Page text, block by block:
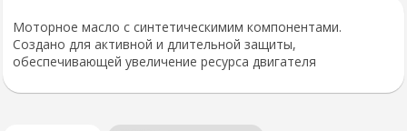
Моторное масло с синтетическимим компонентами.
Создано для активной и длительной защиты,
обеспечивающей увеличение ресурса двигателя